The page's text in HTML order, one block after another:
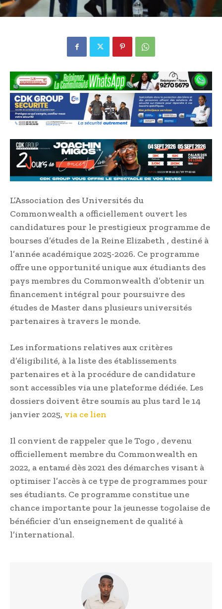
L’Association des Universités du
Commonwealth a officiellement ouvert les
candidatures pour le prestigieux programme de
bourses d’études de la Reine Elizabeth , destiné à
l’année académique 2025-2026. Ce programme
offre une opportunité unique aux étudiants des
pays membres du Commonwealth d’obtenir un
financement intégral pour poursuivre des
études de Master dans plusieurs universités
partenaires à travers le monde.
Les informations relatives aux critères
d’éligibilité, à la liste des établissements
partenaires et à la procédure de candidature
sont accessibles via une plateforme dédiée. Les
dossiers doivent être soumis au plus tard le 14
janvier 2025, via ce lien
Il convient de rappeler que le Togo , devenu
officiellement membre du Commonwealth en
2022, a entamé dès 2021 des démarches visant à
optimiser l’accès à ce type de programmes pour
ses étudiants. Ce programme constitue une
chance importante pour la jeunesse togolaise de
bénéficier d’un enseignement de qualité à
l’international.